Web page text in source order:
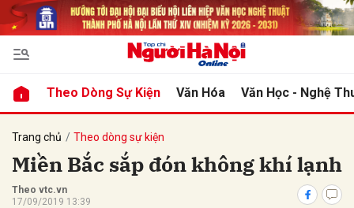
Theo Dòng Sự Kiện Văn Hóa Văn Học - Nghệ
Trang chủ Theo dòng sự kiện
Miền Bắc sắp đón không khí lạnh
Theo vtc.vn
17/09/2019 13:39
luận